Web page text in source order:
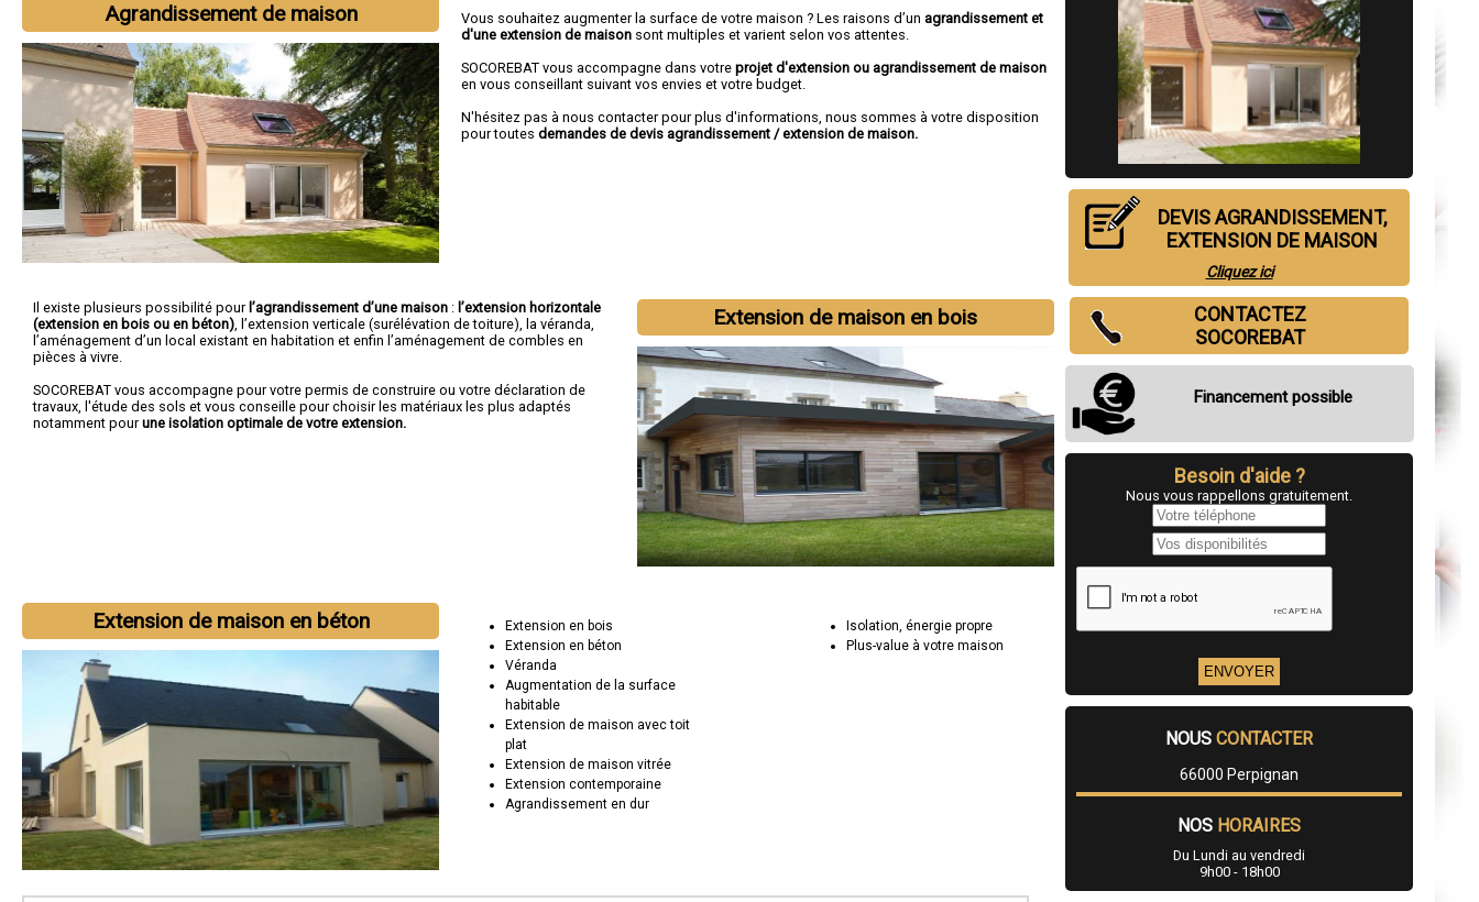
Agrandissement de maison Vous souhaitez augmenter la surface de votre maison ? Les raisons d’un agrandissement et
d'une extension de maison sont multiples et varient selon vos attentes.
SOCOREBAT vous accompagne dans votreprojet d'extension ou agrandissement de maison
en vous conseillant suivant vos envies et votre budget.
N'hésitez pas à nous contacter pour plus d'informations, nous sommes à votre disposition
pour toutesdemandes de devis agrandissement / extension de maison.
Extension de maison en bois
Il existe plusieurs possibilité pour l’agrandissement d’une maison : l’extension horizontale
(extension en bois ou en béton), l’extension verticale (surélévation de toiture), la véranda,
l’aménagement d’un local existant en habitation et enfin l’aménagement de combles en
pièces à vivre.
SOCOREBAT vous accompagne pour votre permis de construire ou votre déclaration de
travaux, l'étude des sols et vous conseille pour choisir les matériaux les plus adaptés
notamment pourune isolation optimale de votre extension.
Extension de maison en béton
Extension en bois
Extension en béton
Véranda
Augmentation de la surface
habitable
Extension de maison avec toit
plat
Extension de maison vitrée
Extension contemporaine
Agrandissement en dur
Isolation, énergie propre
Plus-value à votre maison
DEVIS AGRANDISSEMENT,
EXTENSION DE MAISON
Cliquez ici
CONTACTEZ
SOCOREBAT
Financement possible
Besoin d'aide ?
Nous vous rappellons gratuitement.
NOUS CONTACTER
66000 Perpignan
NOS HORAIRES
Du Lundi au vendredi
9h00 - 18h00